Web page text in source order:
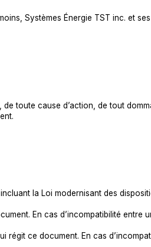
Systèmes Énergie TST inc. et
toute cause d’action, de tout
la Loi modernisant des
En cas d’incompatibilité entre
régit ce document. En cas